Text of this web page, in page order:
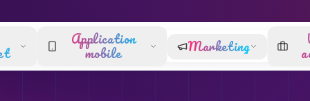
Application
mobile Marketing